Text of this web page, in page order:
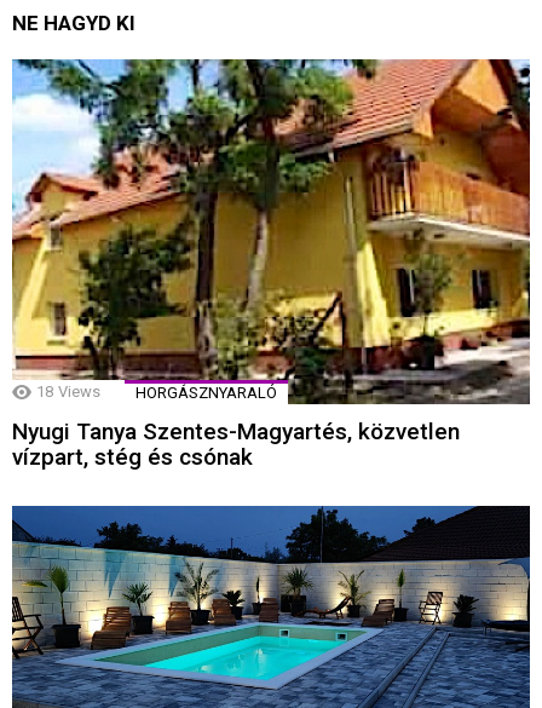
NE HAGYD KI
18 Views HORGÁSZNYARALÓ
Nyugi Tanya Szentes-Magyartés, közvetlen
vízpart, stég és csónak